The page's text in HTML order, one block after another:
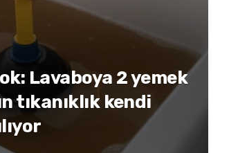
Lavaboya 2 yemek
tıkanıklık kendi